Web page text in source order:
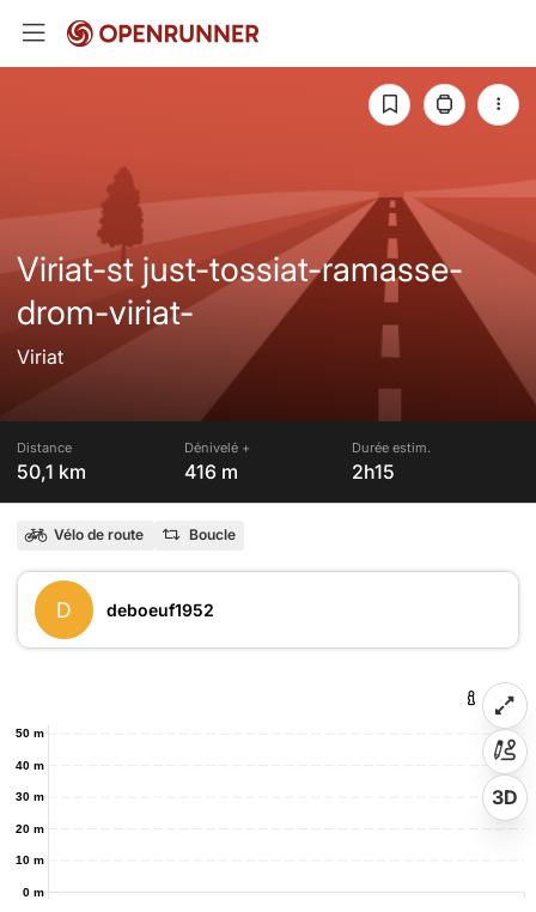
Viriat-st just-tossiat-ramasse-
drom-viriat-
Viriat
Distance
50,1 km
Dénivelé +
416 m
Durée estim.
2h15
Vélo de route Boucle
D deboeuf1952
0 m
10 m
20 m
30 m
40 m
50 m
3D